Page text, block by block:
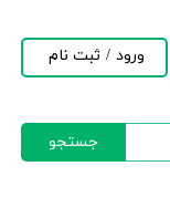
جستجو
ورود / ثبت نام